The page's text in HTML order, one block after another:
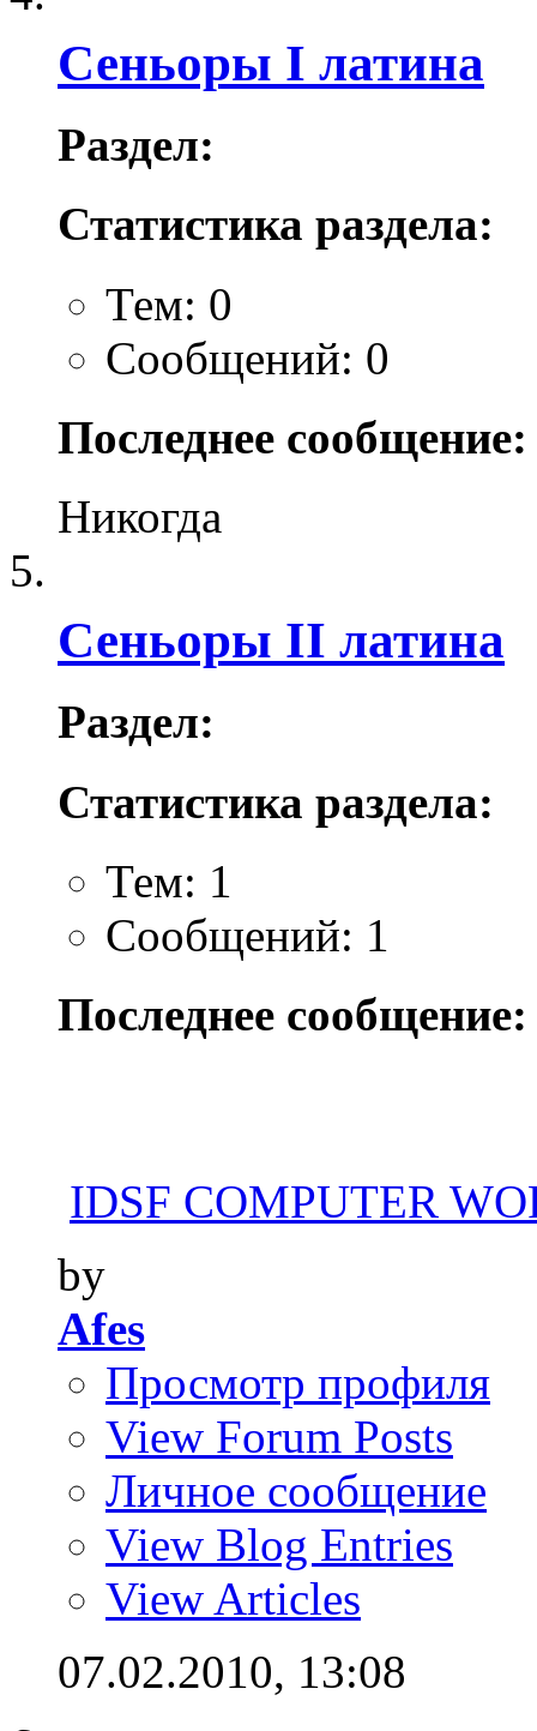
Сеньоры I латина
Раздел:
Статистика раздела:
Тем: 0
Сообщений: 0
Последнее сообщение:
Никогда
Сеньоры II латина
Раздел:
Статистика раздела:
Тем: 1
Сообщений: 1
Последнее сообщение:
IDSF COMPUTER
by
Afes
Просмотр профиля
View Forum Posts
Личное сообщение
View Blog Entries
View Articles
07.02.2010, 13:08